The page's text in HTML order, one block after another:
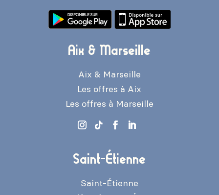
Aix & Marseille
Aix & Marseille
Les offres à Aix
Les offres à Marseille
Saint-Étienne
Saint-Étienne